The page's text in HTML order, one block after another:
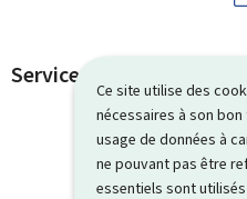
Ce site utilise des
nécessaires à son
usage de données à
ne pouvant pas être
essentiels sont
Services en ligne et